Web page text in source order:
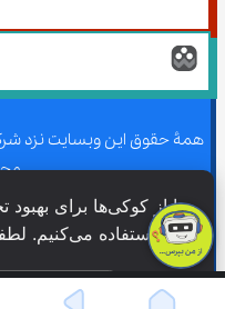
همۀ حقوق این وبسایت نزد
همۀ حقوق این وبسایت نزد
محفوظ است.
ما از کوکی‌ها
استفاده می‌کنیم. لطفاً رضایت خود را اعلام کنید.
فقط ضروری